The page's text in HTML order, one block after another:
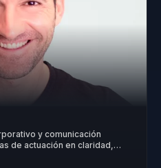
y comunicación
de actuación en claridad,